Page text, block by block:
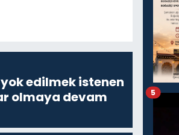
edilmek istenen
olmaya devam
5